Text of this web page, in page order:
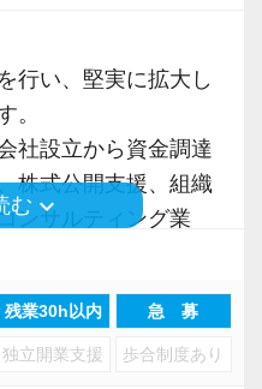
様から評価されてい
。
ただけるようにスキ
プロとして高い信頼
ッショナル」として
でみませんか？
年400件以上増加！
が在籍しているの
います。
強い仕事で、融資対
助金のサポートなど
フの増員に力を入れ
品質の向上を目指し
行い、堅実に拡大し
。
社設立から資金調達
株式公開支援、組織
ンサルティング業
、社会保険労務士、
む keyboard_arrow_down
残業30h以内 急 募
独立開業支援 歩合制度あり